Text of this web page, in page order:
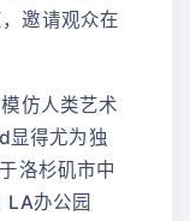
邀请观众在
仿人类艺术
显得尤为独
洛杉矶市中
办公园